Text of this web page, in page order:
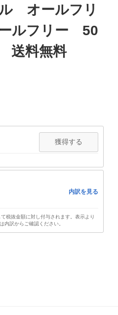
オールフリ
ルフリー 50
料無料
獲得する
内訳を見る
税抜金額に対し付与されます。表示より
内訳からご確認ください。